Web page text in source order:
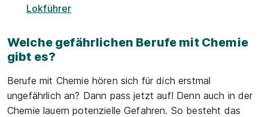
Lokführer
Welche gefährlichen Berufe mit Chemie
gibt es?
Berufe mit Chemie hören sich für dich erstmal
ungefährlich an? Dann pass jetzt auf! Denn auch in der
Chemie lauern potenzielle Gefahren. So besteht das